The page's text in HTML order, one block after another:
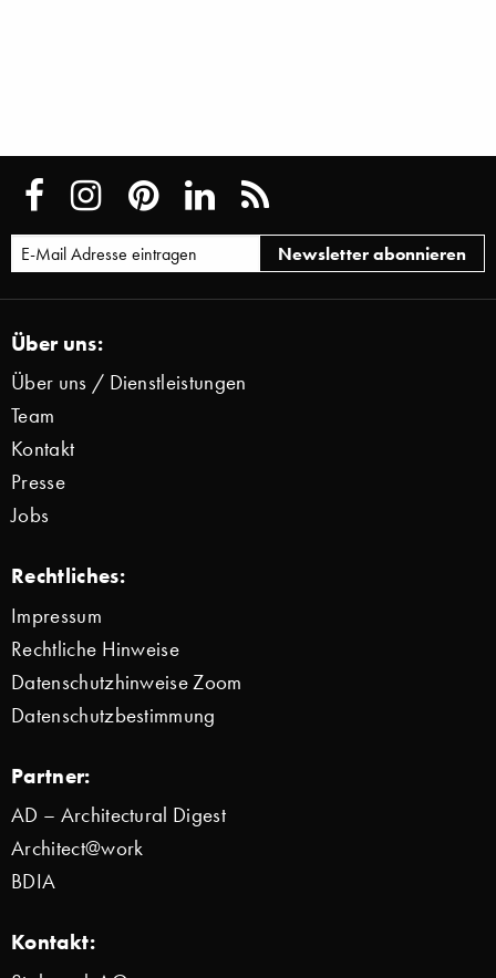
Über uns:
Über uns / Dienstleistungen
Team
Kontakt
Presse
Jobs
Rechtliches:
Impressum
Rechtliche Hinweise
Datenschutzhinweise Zoom
Datenschutzbestimmung
Partner:
AD – Architectural Digest
Architect@work
BDIA
Kontakt: